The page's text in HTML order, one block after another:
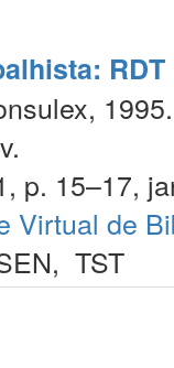
RDT
1995.
p. 15–17,
Virtual de
, TST